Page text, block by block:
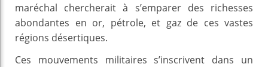
maréchal chercherait à s’emparer des richesses
abondantes en or, pétrole, et gaz de ces vastes
régions désertiques.
Ces mouvements militaires s’inscrivent dans un